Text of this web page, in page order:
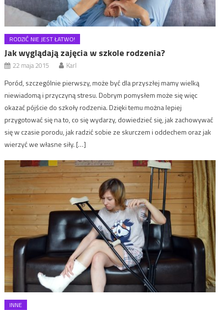
RODZIĆ NIE JEST ŁATWO!
Jak wyglądają zajęcia w szkole rodzenia?
22 maja 2015 Karl
Poród, szczególnie pierwszy, może być dla przyszłej mamy wielką
niewiadomą i przyczyną stresu. Dobrym pomysłem może się więc
okazać pójście do szkoły rodzenia. Dzięki temu można lepiej
przygotować się na to, co się wydarzy, dowiedzieć się, jak zachowywać
się w czasie porodu, jak radzić sobie ze skurczem i oddechem oraz jak
wierzyć we własne siły. […]
INNE